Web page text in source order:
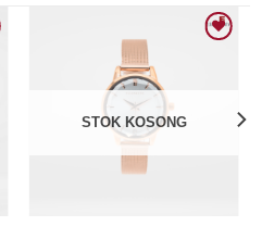
Add to wishlist
STOK KOSONG